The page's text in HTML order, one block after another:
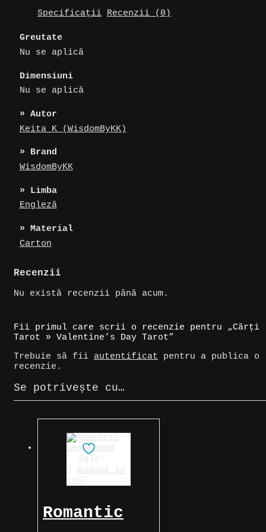
Specificații Recenzii (0)
Greutate
Nu se aplică
Dimensiuni
Nu se aplică
» Autor
Keita K (WisdomByKK)
» Brand
WisdomByKK
» Limba
Engleză
» Material
Carton
Recenzii
Nu există recenzii până acum.
Fii primul care scrii o recenzie pentru „Cărți
Tarot » Valentine’s Day Tarot”
Trebuie să fii autentificat pentru a publica o
recenzie.
Se potrivește cu…
Sale!
Adaugă în
coș
Romantic